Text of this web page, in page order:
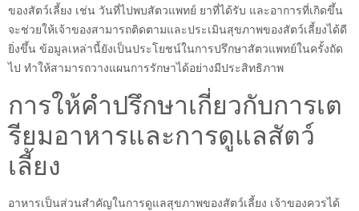
ของสัตว์เลี้ยง เช่น วันที่ไปพบสัตวแพทย์ ยาที่ได้รับ และอาการที่เกิดขึ้น
จะช่วยให้เจ้าของสามารถติดตามและประเมินสุขภาพของสัตว์เลี้ยงได้ดี
ยิ่งขึ้น ข้อมูลเหล่านี้ยังเป็นประโยชน์ในการปรึกษาสัตวแพทย์ในครั้งถัด
ไป ทำให้สามารถวางแผนการรักษาได้อย่างมีประสิทธิภาพ
การให้คำปรึกษาเกี่ยวกับการเต
รียมอาหารและการดูแลสัตว์
เลี้ยง
อาหารเป็นส่วนสำคัญในการดูแลสุขภาพของสัตว์เลี้ยง เจ้าของควรได้